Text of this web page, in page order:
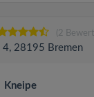
(2
4, 28195 Bremen
Kneipe